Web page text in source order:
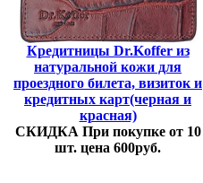
Кредитницы Dr.Koffer из
натуральной кожи для
проездного билета, визиток и
кредитных карт(черная и
красная)
СКИДКА При покупке от 10
шт. цена 600руб.